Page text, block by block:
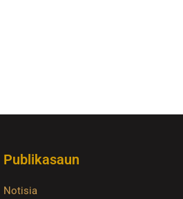
Publikasaun
Notisia